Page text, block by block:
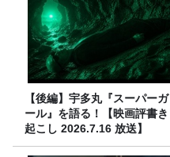
【後編】宇多丸『スーパーガ
ール』を語る！【映画評書き
起こし 2026.7.16 放送】